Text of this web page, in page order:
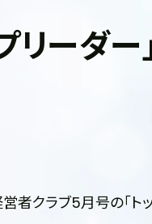
リーダ
営者クラブ5月号の「ト